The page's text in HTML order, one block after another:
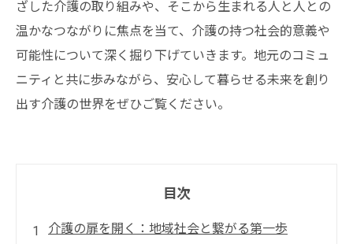
ざした介護の取り組みや、そこから生まれる人と人との
温かなつながりに焦点を当て、介護の持つ社会的意義や
可能性について深く掘り下げていきます。地元のコミュ
ニティと共に歩みながら、安心して暮らせる未来を創り
出す介護の世界をぜひご覧ください。
目次
介護の扉を開く：地域社会と繋がる第一歩